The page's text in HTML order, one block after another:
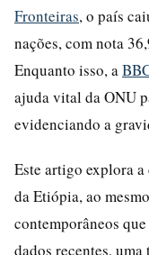
Fronteiras, o país
nações, com nota
Enquanto isso, a
ajuda vital da ONU
evidenciando a
Este artigo explora
da Etiópia, ao
contemporâneos
dados recentes,